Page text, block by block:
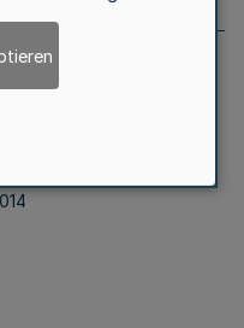
des Landes
-